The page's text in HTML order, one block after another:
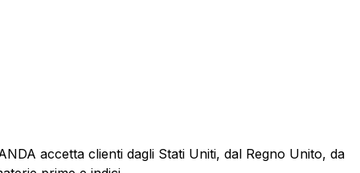
accetta clienti dagli Stati Uniti, dal Regno Unito, da